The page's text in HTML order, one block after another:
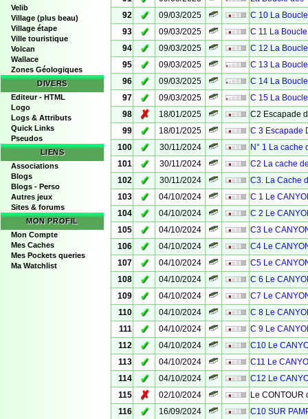
Velib
Village (plus beau)
Village étape
Ville touristique
Volcan
Wallace
Zones Géologiques
DIVERS
Editeur - HTML
Logo
Logs & Attributs
Quick Links
Pseudos
LIENS
Associations
Blogs
Blogs - Perso
Autres jeux
Sites & forums
MON PROFIL
Mon Compte
Mes Caches
Mes Pockets queries
Ma Watchlist
92
✓ 09/03/2025
C 10 La
93
✓ 09/03/2025
C 11 La
94
✓ 09/03/2025
C 12 La
95
✓ 09/03/2025
C 13 La
96
✓ 09/03/2025
C 14 La
97
✓ 09/03/2025
C 15 La
98
✗ 18/01/2025
C2 Escapade
99
✓ 18/01/2025
C 3 Escapade
100
✓ 30/11/2024
N° 1 La cache
101
✓ 30/11/2024
C2 La cache
102
✓ 30/11/2024
C3. La Cache
103
✓ 04/10/2024
C 1 Le
104
✓ 04/10/2024
C 2 Le
105
✓ 04/10/2024
C3 Le
106
✓ 04/10/2024
C4 Le
107
✓ 04/10/2024
C5 Le
108
✓ 04/10/2024
C 6 Le
109
✓ 04/10/2024
C7 Le
110
✓ 04/10/2024
C 8 Le
111
✓ 04/10/2024
C 9 Le
112
✓ 04/10/2024
C10 Le
113
✓ 04/10/2024
C11 Le
114
✓ 04/10/2024
C12 Le
115
✗ 02/10/2024
Le CONTOUR
116
✓ 16/09/2024
C10 SUR